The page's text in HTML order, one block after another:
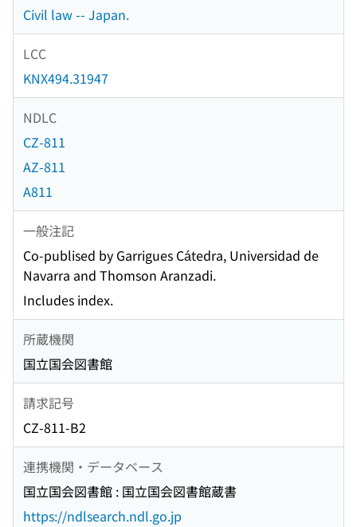
Civil law -- Japan.
LCC
KNX494.31947
NDLC
CZ-811
AZ-811
A811
一般注記
Co-publised by Garrigues Cátedra, Universidad de
Navarra and Thomson Aranzadi.
Includes index.
所蔵機関
国立国会図書館
請求記号
CZ-811-B2
連携機関・データベース
国立国会図書館 : 国立国会図書館蔵書
https://ndlsearch.ndl.go.jp